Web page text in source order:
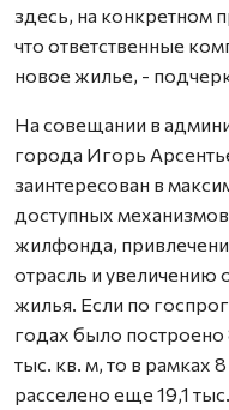
здесь, на конкретном
что ответственные
новое жилье, -
На совещании в
города Игорь
заинтересован в
доступных
жилфонда,
отрасль и увеличению
жилья. Если по
годах было
тыс. кв. м, то в рамках
расселено еще 19,1